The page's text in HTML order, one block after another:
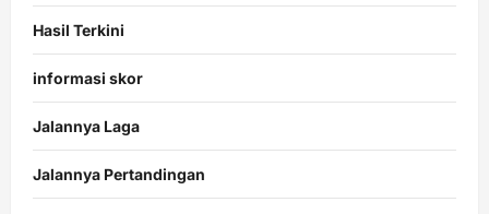
Hasil Terkini
informasi skor
Jalannya Laga
Jalannya Pertandingan